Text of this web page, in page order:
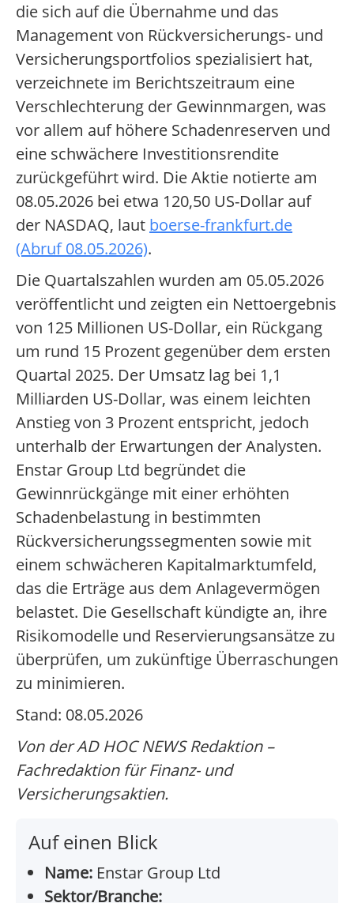
die sich auf die Übernahme und das
Management von Rückversicherungs- und
Versicherungsportfolios spezialisiert hat,
verzeichnete im Berichtszeitraum eine
Verschlechterung der Gewinnmargen, was
vor allem auf höhere Schadenreserven und
eine schwächere Investitionsrendite
zurückgeführt wird. Die Aktie notierte am
08.05.2026 bei etwa 120,50 US-Dollar auf
der NASDAQ, laut boerse-frankfurt.de
(Abruf 08.05.2026).
Die Quartalszahlen wurden am 05.05.2026
veröffentlicht und zeigten ein Nettoergebnis
von 125 Millionen US-Dollar, ein Rückgang
um rund 15 Prozent gegenüber dem ersten
Quartal 2025. Der Umsatz lag bei 1,1
Milliarden US-Dollar, was einem leichten
Anstieg von 3 Prozent entspricht, jedoch
unterhalb der Erwartungen der Analysten.
Enstar Group Ltd begründet die
Gewinnrückgänge mit einer erhöhten
Schadenbelastung in bestimmten
Rückversicherungssegmenten sowie mit
einem schwächeren Kapitalmarktumfeld,
das die Erträge aus dem Anlagevermögen
belastet. Die Gesellschaft kündigte an, ihre
Risikomodelle und Reservierungsansätze zu
überprüfen, um zukünftige Überraschungen
zu minimieren.
Stand: 08.05.2026
Von der AD HOC NEWS Redaktion –
Fachredaktion für Finanz- und
Versicherungsaktien.
Auf einen Blick
Name: Enstar Group Ltd
Sektor/Branche: